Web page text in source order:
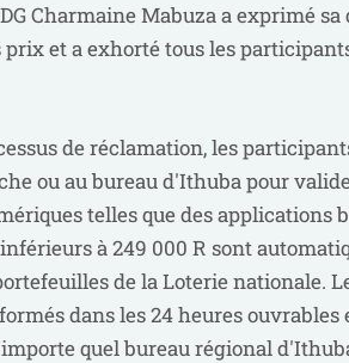
Charmaine Mabuza a exprimé
et a exhorté tous les
de réclamation, les
ou au bureau d'Ithuba pour
telles que des applications
à 249 000 R sont
de la Loterie nationale.
dans les 24 heures
quel bureau régional